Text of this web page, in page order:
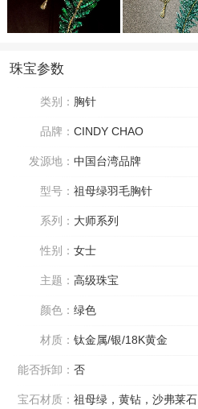
珠宝参数
类别： 胸针
品牌： CINDY CHAO
发源地： 中国台湾品牌
型号： 祖母绿羽毛胸针
系列： 大师系列
性别： 女士
主题： 高级珠宝
颜色： 绿色
材质： 钛金属/银/18K黄金
能否拆卸： 否
宝石材质： 祖母绿，黄钻，沙弗莱石